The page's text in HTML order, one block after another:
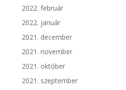
2022. február
2022. január
2021. december
2021. november
2021. október
2021. szeptember